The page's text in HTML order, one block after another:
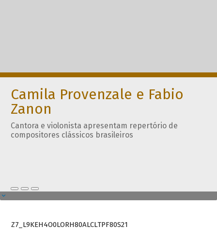
Camila Provenzale e Fabio
Zanon
Cantora e violonista apresentam repertório de
compositores clássicos brasileiros
Z7_L9KEH4O0LORH80ALCLTPF80S21